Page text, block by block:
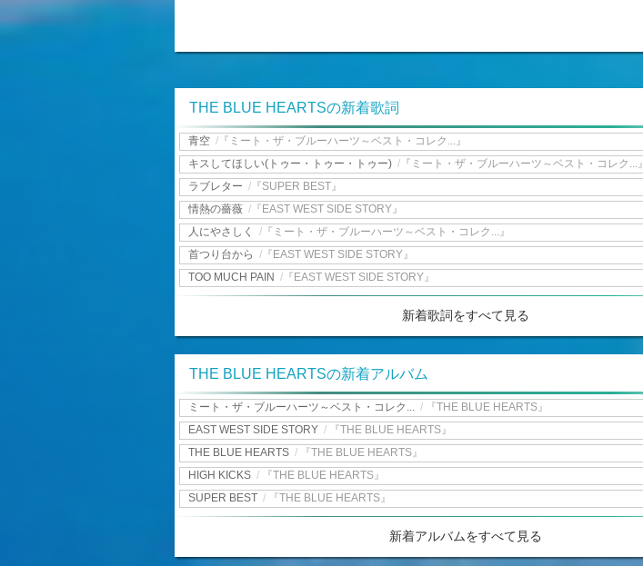
THE BLUE HEARTSの新着歌詞
青空 / 『ミート・ザ・ブルーハーツ～ベスト・コレク...』
キスしてほしい(トゥー・トゥー・トゥー) / 『ミート・ザ・ブルーハーツ～ベスト・コレク...』
ラブレター / 『SUPER BEST』
情熱の薔薇 / 『EAST WEST SIDE STORY』
人にやさしく / 『ミート・ザ・ブルーハーツ～ベスト・コレク...』
首つり台から / 『EAST WEST SIDE STORY』
TOO MUCH PAIN / 『EAST WEST SIDE STORY』
新着歌詞をすべて見る
THE BLUE HEARTSの新着アルバム
ミート・ザ・ブルーハーツ～ベスト・コレク... /
『THE BLUE HEARTS』
EAST WEST SIDE STORY /
『THE BLUE HEARTS』
THE BLUE HEARTS /
『THE BLUE HEARTS』
HIGH KICKS /
『THE BLUE HEARTS』
SUPER BEST / 『THE BLUE HEARTS』
新着アルバムをすべて見る